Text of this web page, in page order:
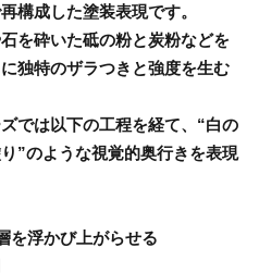
構成した塗装表現です。
を砕いた砥の粉と炭粉などを
独特のザラつきと強度を生む
では以下の工程を経て、“白の
”のような視覚的奥行きを表現
を浮かび上がらせる